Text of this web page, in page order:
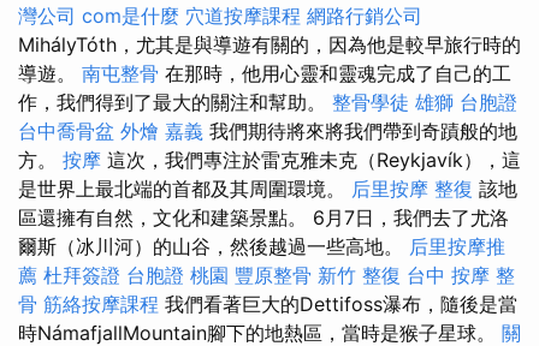
灣公司 com是什麼 穴道按摩課程 網路行銷公司
MihályTóth，尤其是與導遊有關的，因為他是較早旅行時的
導遊。 南屯整骨 在那時，他用心靈和靈魂完成了自己的工
作，我們得到了最大的關注和幫助。 整骨學徒 雄獅 台胞證
台中喬骨盆 外燴 嘉義 我們期待將來將我們帶到奇蹟般的地
方。 按摩 這次，我們專注於雷克雅未克（Reykjavík），這
是世界上最北端的首都及其周圍環境。 后里按摩 整復 該地
區還擁有自然，文化和建築景點。 6月7日，我們去了尤洛
爾斯（冰川河）的山谷，然後越過一些高地。 后里按摩推
薦 杜拜簽證 台胞證 桃園 豐原整骨 新竹 整復 台中 按摩 整
骨 筋絡按摩課程 我們看著巨大的Dettifoss瀑布，隨後是當
時NámafjallMountain腳下的地熱區，當時是猴子星球。 關